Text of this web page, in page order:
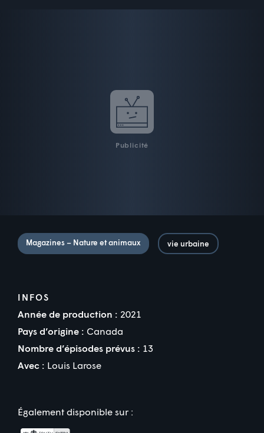
Publicité
Magazines – Nature et animaux vie urbaine
INFOS
Année de production : 2021
Pays d’origine : Canada
Nombre d’épisodes prévus : 13
Avec : Louis Larose
Également disponible sur :